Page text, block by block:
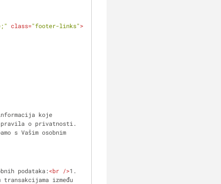
class="footer-links">
pravila o privatnosti.
s Vašim osobnim
osobnih podataka:
<br />1.
između